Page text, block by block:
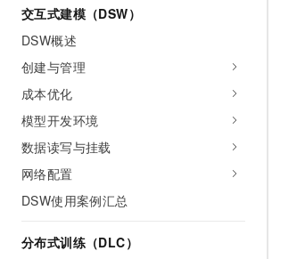
交互式建模（DSW）
DSW概述
创建与管理
成本优化
模型开发环境
数据读写与挂载
网络配置
DSW使用案例汇总
分布式训练（DLC）